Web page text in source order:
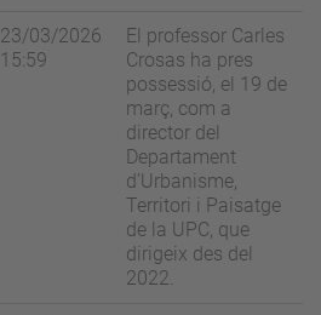
23/03/2026
15:59
El professor Carles
Crosas ha pres
possessió, el 19 de
març, com a
director del
Departament
d’Urbanisme,
Territori i Paisatge
de la UPC, que
dirigeix des del
2022.